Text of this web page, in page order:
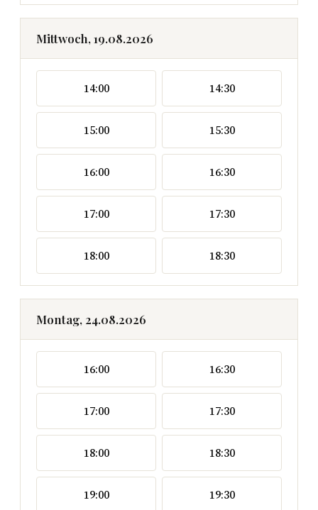
Mittwoch, 19.08.2026
14:00 14:30
15:00 15:30
16:00 16:30
17:00 17:30
18:00 18:30
Montag, 24.08.2026
16:00 16:30
17:00 17:30
18:00 18:30
19:00 19:30